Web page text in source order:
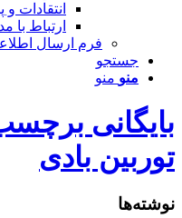
انتقادات و
ارتباط با
فرم ارسال
جستجو
منو منو
بایگانی
توربین بادی
نوشته‌ها